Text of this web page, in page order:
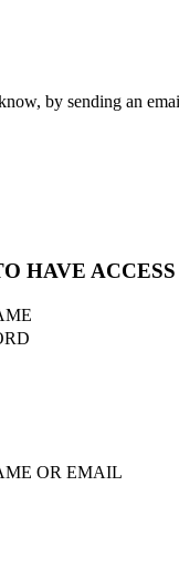
by sending an
HAVE
OR EMAIL